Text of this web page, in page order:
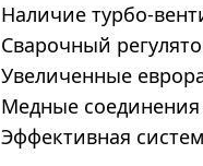
Наличие турбо-
Сварочный
Увеличенные
Медные соединения
Эффективная